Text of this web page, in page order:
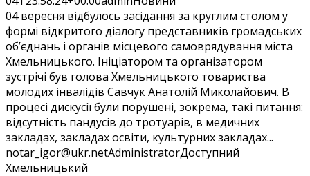
04 вересня відбулось засідання за круглим столом у
формі відкритого діалогу представників громадських
об’єднань і органів місцевого самоврядування міста
Хмельницького. Ініціатором та організатором
зустрічі був голова Хмельницького товариства
молодих інвалідів Савчук Анатолій Миколайович. В
процесі дискусії були порушені, зокрема, такі питання:
відсутність пандусів до тротуарів, в медичних
закладах, закладах освіти, культурних закладах...
notar_igor@ukr.netAdministratorДоступний
Хмельницький